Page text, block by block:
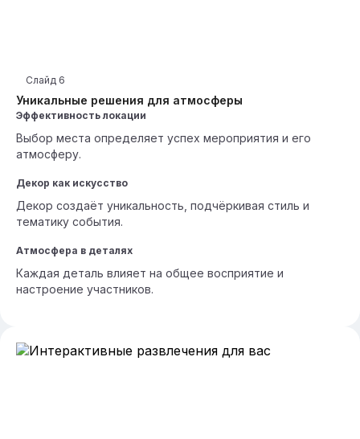
Уникальные решения для атмосферы
Слайд 6
Эффективность локации
Выбор места определяет успех мероприятия и его
атмосферу.
Декор как искусство
Декор создаёт уникальность, подчёркивая стиль и
тематику события.
Атмосфера в деталях
Каждая деталь влияет на общее восприятие и
настроение участников.